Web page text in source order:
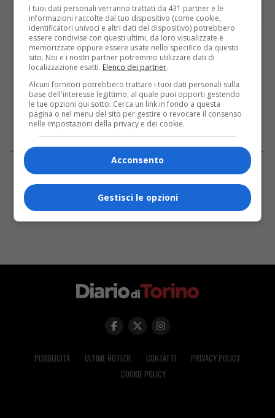
I PIÙ LETTI ULTIME
PUBBLICITÀ ULTIME NOTIZIE CONTATTI
PRIVACY POLICY
COOKIE POLICY
I tuoi dati personali verranno trattati da 431 partner e le
informazioni raccolte dal tuo dispositivo (come cookie,
identificatori univoci e altri dati del dispositivo) potrebbero
essere condivise con questi ultimi, da loro visualizzate e
memorizzate oppure essere usate nello specifico da questo
sito. Noi e i nostri partner potremmo utilizzare dati di
localizzazione esatti. Elenco dei partner.
Alcuni fornitori potrebbero trattare i tuoi dati personali sulla
base dell'interesse legittimo, al quale puoi opporti gestendo
le tue opzioni qui sotto. Cerca un link in fondo a questa
pagina o nel menu del sito per gestire o revocare il consenso
nelle impostazioni della privacy e dei cookie.
Acconsento
Gestisci le opzioni